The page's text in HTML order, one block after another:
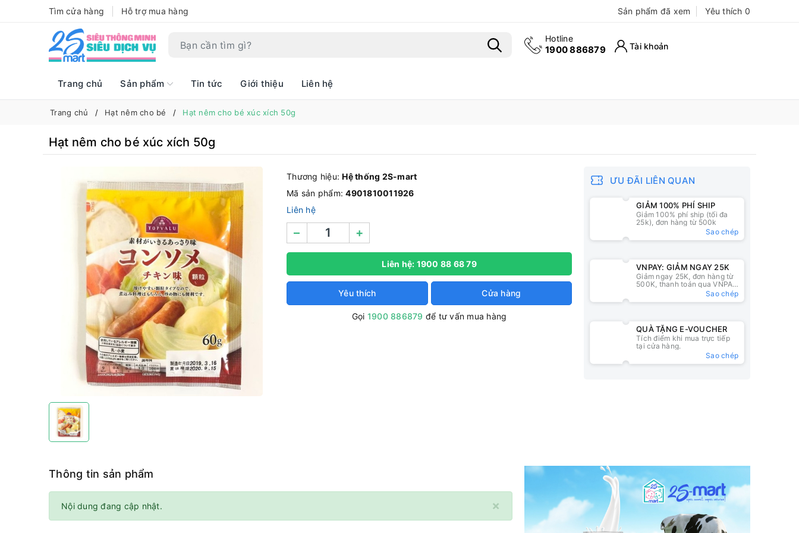
Tìm cửa hàng Hỗ trợ mua hàng Sản phẩm đã xem Yêu thích 0
Hotline
1900 886879 Tài khoản
Trang chủ Sản phẩm Tin tức Giới thiệu Liên hệ
Trang chủ Hạt nêm cho bé Hạt nêm cho bé xúc xích 50g
Hạt nêm cho bé xúc xích 50g
Thương hiệu:Hệ thống 2S-mart
Mã sản phẩm:4901810011926
Liên hệ
– +
Liên hệ: 1900 88 68 79
Yêu thích Cửa hàng
Gọi 1900 886879 để tư vấn mua hàng
ƯU ĐÃI LIÊN QUAN
GIẢM 100% PHÍ SHIP
Giảm 100% phí ship (tối đa
25k), đơn hàng từ 500k
Sao chép
VNPAY: GIẢM NGAY 25K
Giảm ngay 25K, đơn hàng từ
500K, thanh toán qua VNPAY
Sao chép
QUÀ TẶNG E-VOUCHER
Tích điểm khi mua trực tiếp
tại cửa hàng.
Sao chép
Thông tin sản phẩm
×
Nội dung đang cập nhật.